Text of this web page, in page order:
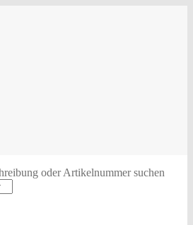
oder Artikelnummer suchen